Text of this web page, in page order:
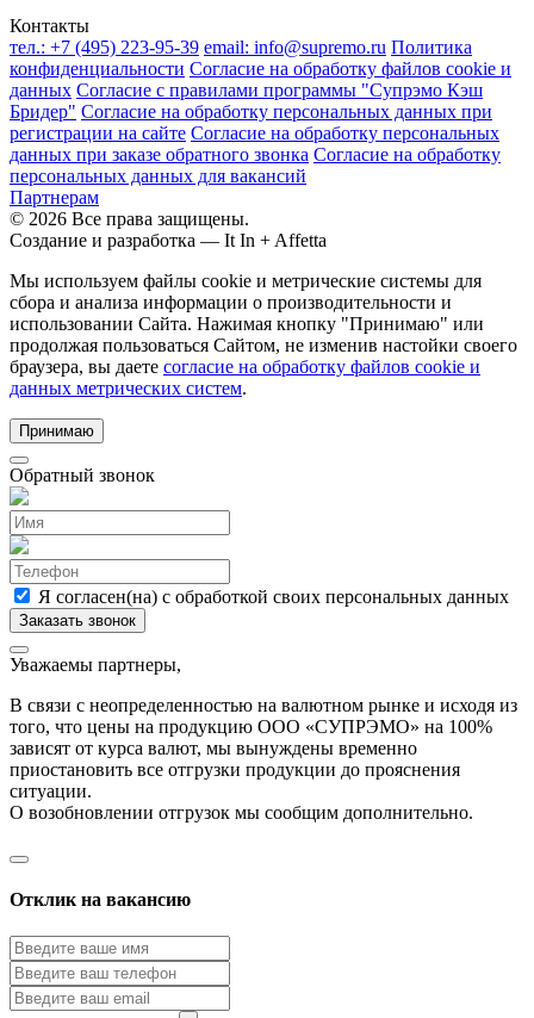
Контакты
тел.: +7 (495) 223-95-39 email: info@supremo.ru Политика
конфиденциальности Согласие на обработку файлов cookie и
данных Согласие с правилами программы "Супрэмо Кэш
Бридер" Согласие на обработку персональных данных при
регистрации на сайте Согласие на обработку персональных
данных при заказе обратного звонка Согласие на обработку
персональных данных для вакансий
Партнерам
© 2026 Все права защищены.
Создание и разработка — It In + Affetta
Мы используем файлы cookie и метрические системы для
сбора и анализа информации о производительности и
использовании Сайта. Нажимая кнопку "Принимаю" или
продолжая пользоваться Сайтом, не изменив настойки своего
браузера, вы даете согласие на обработку файлов cookie и
данных метрических систем.
Принимаю
Обратный звонок
Я согласен(на) с обработкой своих персональных данных
Уважаемы партнеры,
В связи с неопределенностью на валютном рынке и исходя из
того, что цены на продукцию ООО «СУПРЭМО» на 100%
зависят от курса валют, мы вынуждены временно
приостановить все отгрузки продукции до прояснения
ситуации.
О возобновлении отгрузок мы сообщим дополнительно.
Отклик на вакансию